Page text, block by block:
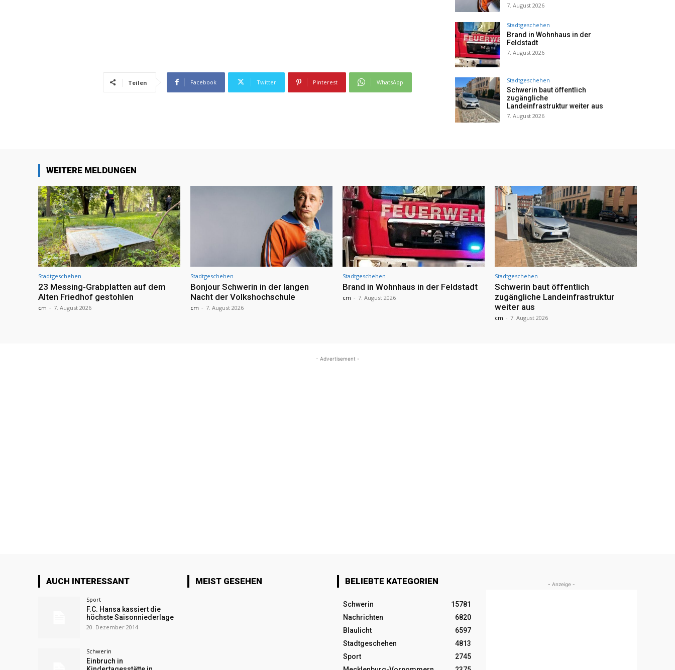
Teilen Facebook Twitter Pinterest WhatsApp
7. August 2026
Stadtgeschehen
Brand in Wohnhaus in der
Feldstadt
7. August 2026
Stadtgeschehen
Schwerin baut öffentlich
zugängliche
Landeinfrastruktur weiter aus
7. August 2026
WEITERE MELDUNGEN
Stadtgeschehen
23 Messing-Grabplatten auf dem
Alten Friedhof gestohlen
cm - 7. August 2026
Stadtgeschehen
Bonjour Schwerin in der langen
Nacht der Volkshochschule
cm - 7. August 2026
Stadtgeschehen
Brand in Wohnhaus in der Feldstadt
cm - 7. August 2026
Stadtgeschehen
Schwerin baut öffentlich
zugängliche Landeinfrastruktur
weiter aus
cm - 7. August 2026
- Advertisement -
AUCH INTERESSANT
Sport
F.C. Hansa kassiert die
höchste Saisonniederlage
20. Dezember 2014
Schwerin
Einbruch in
MEIST GESEHEN BELIEBTE KATEGORIEN
Schwerin
15781
Nachrichten
6820
Blaulicht
6597
Stadtgeschehen
4813
Sport
2745
- Anzeige -